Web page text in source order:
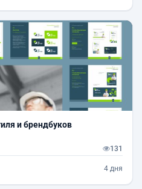
и брендбуков
131
4 дня